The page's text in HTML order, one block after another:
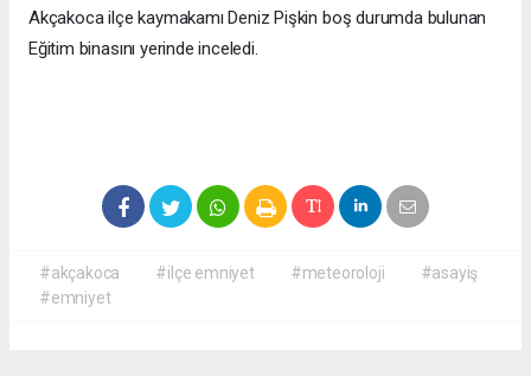
Akçakoca ilçe kaymakamı Deniz Pişkin boş durumda bulunan
Eğitim binasını yerinde inceledi.
#akçakoca #ilçe emniyet #meteoroloji
#asayiş
#emniyet